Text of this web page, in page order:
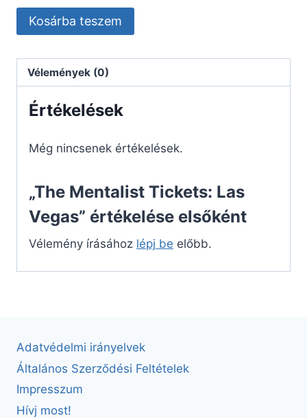
The
Mentalist
Las
Vegas
mennyiség
Kosárba teszem
Vélemények (0)
Értékelések
Még nincsenek értékelések.
„The Mentalist Tickets: Las
Vegas” értékelése elsőként
Vélemény írásához lépj be előbb.
Adatvédelmi irányelvek
Általános Szerződési Feltételek
Impresszum
Hívj most!